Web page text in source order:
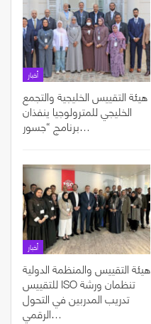
أخبار
هيئة التقييس الخليجية والتجمع
الخليجي للمترولوجيا ينفذان
برنامج “جسور…
أخبار
هيئة التقييس والمنظمة الدولية
للتقييس ISO تنظمان ورشة
تدريب المدربين في التحول
الرقمي…